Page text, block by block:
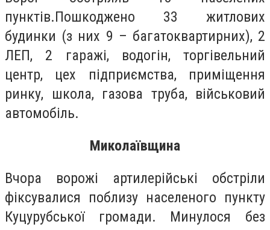
пунктів.Пошкоджено 33 житлових
будинки (з них 9 – багатоквартирних), 2
ЛЕП, 2 гаражі, водогін, торгівельний
центр, цех підприємства, приміщення
ринку, школа, газова труба, військовий
автомобіль.
Миколаївщина
Вчора ворожі артилерійські обстріли
фіксувалися поблизу населеного пункту
Куцурубської громади. Минулося без